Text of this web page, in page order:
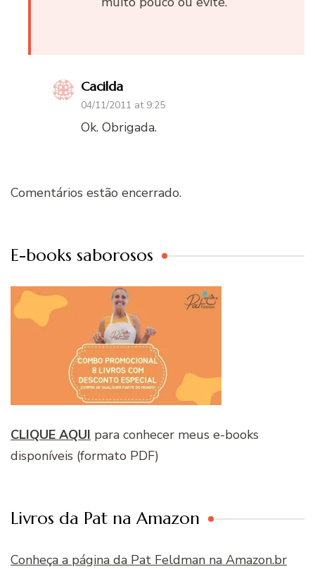
Cacilda
04/11/2011 at 9:25
Ok. Obrigada.
Comentários estão encerrado.
E-books saborosos
CLIQUE AQUI para conhecer meus e-books
disponíveis (formato PDF)
Livros da Pat na Amazon
Conheça a página da Pat Feldman na Amazon.br